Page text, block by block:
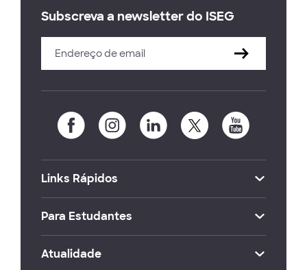
Subscreva a newsletter do ISEG
Links Rápidos
Para Estudantes
Atualidade